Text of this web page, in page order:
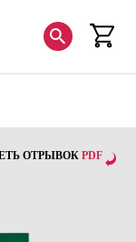
ОТРЫВОК PDF